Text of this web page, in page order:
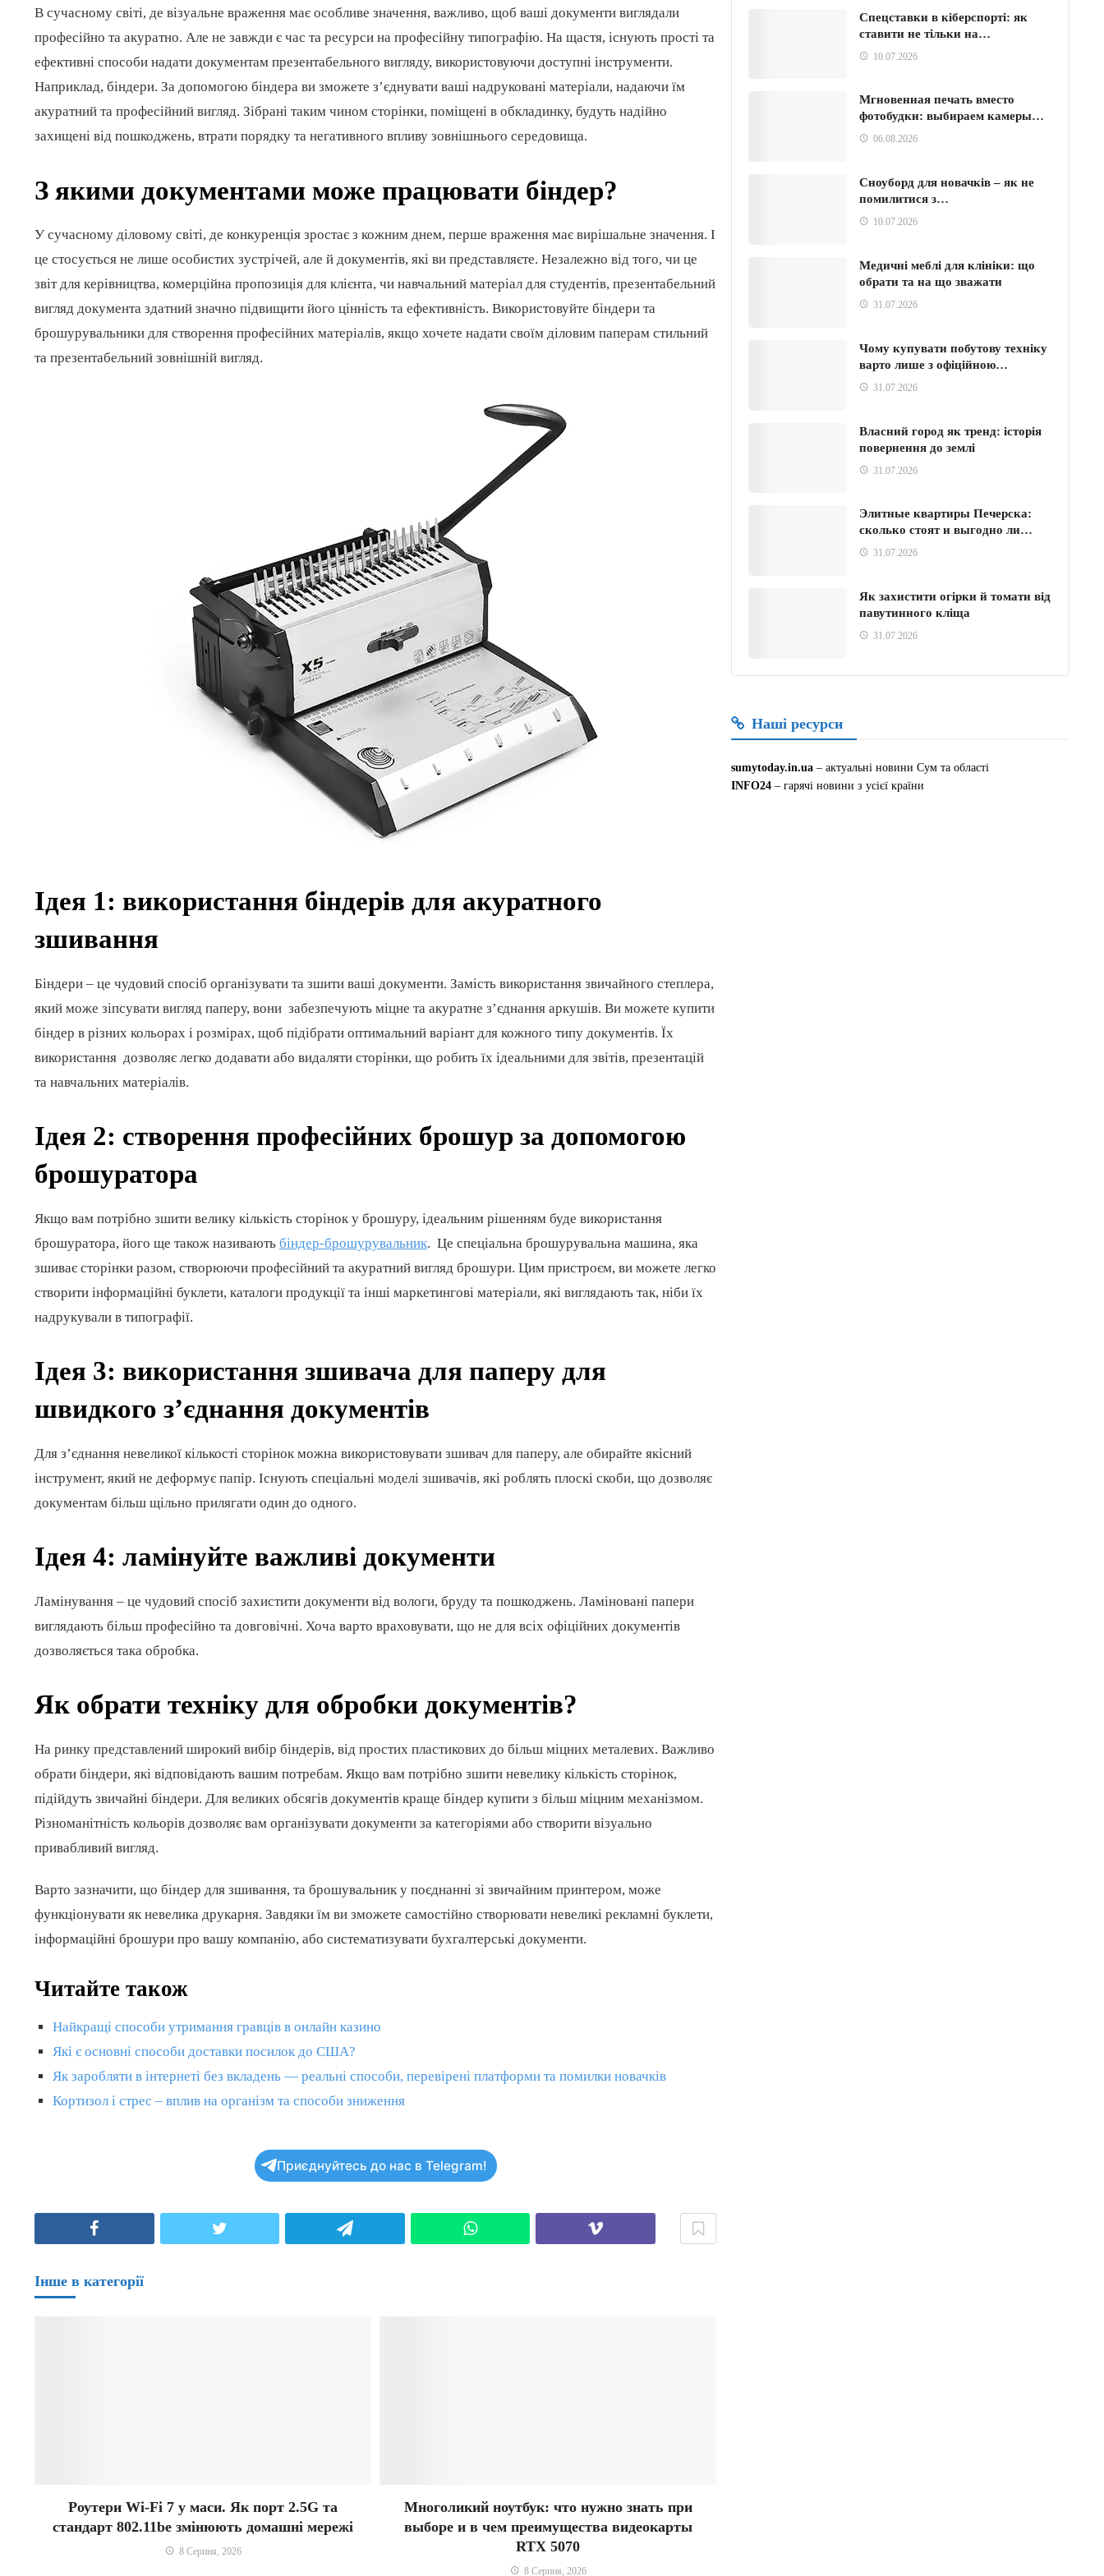
В сучасному світі, де візуальне враження має особливе значення, важливо, щоб ваші документи виглядали
професійно та акуратно. Але не завжди є час та ресурси на професійну типографію. На щастя, існують прості та
ефективні способи надати документам презентабельного вигляду, використовуючи доступні інструменти.
Наприклад, біндери. За допомогою біндера ви зможете з’єднувати ваші надруковані матеріали, надаючи їм
акуратний та професійний вигляд. Зібрані таким чином сторінки, поміщені в обкладинку, будуть надійно
захищені від пошкоджень, втрати порядку та негативного впливу зовнішнього середовища.
З якими документами може працювати біндер?
У сучасному діловому світі, де конкуренція зростає з кожним днем, перше враження має вирішальне значення. І
це стосується не лише особистих зустрічей, але й документів, які ви представляєте. Незалежно від того, чи це
звіт для керівництва, комерційна пропозиція для клієнта, чи навчальний матеріал для студентів, презентабельний
вигляд документа здатний значно підвищити його цінність та ефективність. Використовуйте біндери та
брошурувальники для створення професійних матеріалів, якщо хочете надати своїм діловим паперам стильний
та презентабельний зовнішній вигляд.
Ідея 1: використання біндерів для акуратного
зшивання
Біндери – це чудовий спосіб організувати та зшити ваші документи. Замість використання звичайного степлера,
який може зіпсувати вигляд паперу, вони забезпечують міцне та акуратне з’єднання аркушів. Ви можете купити
біндер в різних кольорах і розмірах, щоб підібрати оптимальний варіант для кожного типу документів. Їх
використання дозволяє легко додавати або видаляти сторінки, що робить їх ідеальними для звітів, презентацій
та навчальних матеріалів.
Ідея 2: створення професійних брошур за допомогою
брошуратора
Якщо вам потрібно зшити велику кількість сторінок у брошуру, ідеальним рішенням буде використання
брошуратора, його ще також називають біндер-брошурувальник. Це спеціальна брошурувальна машина, яка
зшиває сторінки разом, створюючи професійний та акуратний вигляд брошури. Цим пристроєм, ви можете легко
створити інформаційні буклети, каталоги продукції та інші маркетингові матеріали, які виглядають так, ніби їх
надрукували в типографії.
Ідея 3: використання зшивача для паперу для
швидкого з’єднання документів
Для з’єднання невеликої кількості сторінок можна використовувати зшивач для паперу, але обирайте якісний
інструмент, який не деформує папір. Існують спеціальні моделі зшивачів, які роблять плоскі скоби, що дозволяє
документам більш щільно прилягати один до одного.
Ідея 4: ламінуйте важливі документи
Ламінування – це чудовий спосіб захистити документи від вологи, бруду та пошкоджень. Ламіновані папери
виглядають більш професійно та довговічні. Хоча варто враховувати, що не для всіх офіційних документів
дозволяється така обробка.
Як обрати техніку для обробки документів?
На ринку представлений широкий вибір біндерів, від простих пластикових до більш міцних металевих. Важливо
обрати біндери, які відповідають вашим потребам. Якщо вам потрібно зшити невелику кількість сторінок,
підійдуть звичайні біндери. Для великих обсягів документів краще біндер купити з більш міцним механізмом.
Різноманітність кольорів дозволяє вам організувати документи за категоріями або створити візуально
привабливий вигляд.
Варто зазначити, що біндер для зшивання, та брошувальник у поєднанні зі звичайним принтером, може
функціонувати як невелика друкарня. Завдяки їм ви зможете самостійно створювати невеликі рекламні буклети,
інформаційні брошури про вашу компанію, або систематизувати бухгалтерські документи.
Читайте також
Найкращі способи утримання гравців в онлайн казино
Які є основні способи доставки посилок до США?
Як заробляти в інтернеті без вкладень — реальні способи, перевірені платформи та помилки новачків
Кортизол і стрес – вплив на організм та способи зниження
Приєднуйтесь до нас в Telegram!
Інше в категорії
Роутери Wi-Fi 7 у маси. Як порт 2.5G та
стандарт 802.11be змінюють домашні мережі
8 Серпня, 2026
Многоликий ноутбук: что нужно знать при
выборе и в чем преимущества видеокарты
RTX 5070
8 Серпня, 2026
Спецставки в кіберспорті: як
ставити не тільки на…
10.07.2026
Мгновенная печать вместо
фотобудки: выбираем камеры…
06.08.2026
Сноуборд для новачків – як не
помилитися з…
10.07.2026
Медичні меблі для клініки: що
обрати та на що зважати
31.07.2026
Чому купувати побутову техніку
варто лише з офіційною…
31.07.2026
Власний город як тренд: історія
повернення до землі
31.07.2026
Элитные квартиры Печерска:
сколько стоят и выгодно ли…
31.07.2026
Як захистити огірки й томати від
павутинного кліща
31.07.2026
Наші ресурси
sumytoday.in.ua – актуальні новини Сум та області
INFO24 – гарячі новини з усієї країни